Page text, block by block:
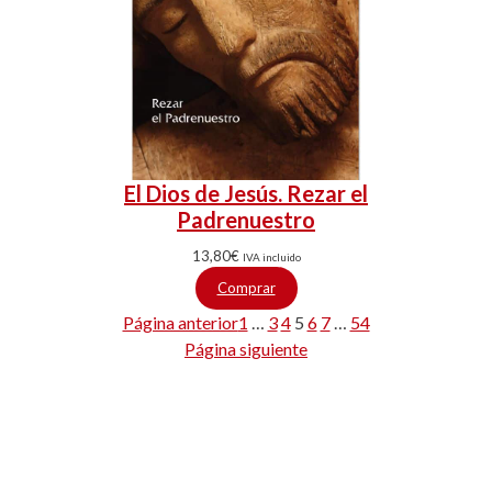
El Dios de Jesús. Rezar el
Padrenuestro
13,80€ IVA incluido
Comprar
Página anterior1 … 34 5 6 7… 54
Página siguiente